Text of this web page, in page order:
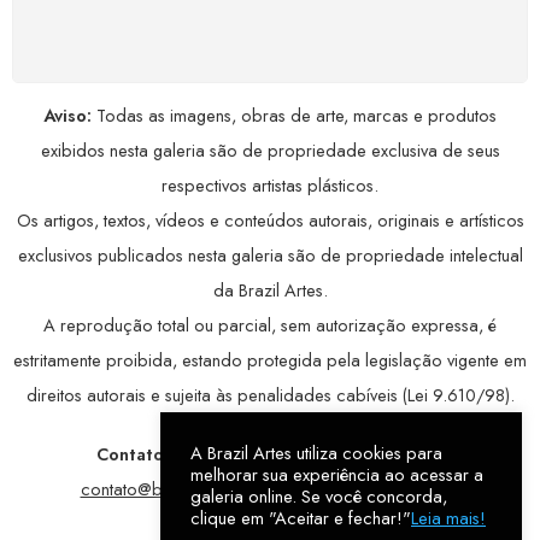
Aviso: Todas as imagens, obras de arte, marcas e produtos
exibidos nesta galeria são de propriedade exclusiva de seus
respectivos artistas plásticos.
Os artigos, textos, vídeos e conteúdos autorais, originais e artísticos
exclusivos publicados nesta galeria são de propriedade intelectual
da Brazil Artes.
A reprodução total ou parcial, sem autorização expressa, é
estritamente proibida, estando protegida pela legislação vigente em
direitos autorais e sujeita às penalidades cabíveis (Lei 9.610/98).
Contatos: WhatsApp:79 9998-1221/ E-mail:
contato@brazilartes.com/ Instagram:@brazilartes
A Brazil Artes utiliza cookies para
melhorar sua experiência ao acessar a
galeria online. Se você concorda,
clique em "Aceitar e fechar!"Leia mais!